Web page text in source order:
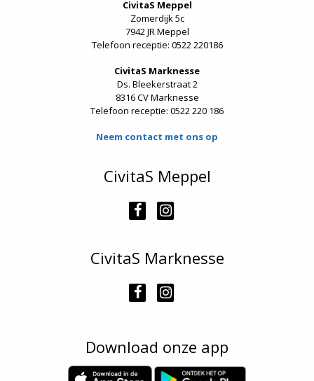
CivitaS Meppel
Zomerdijk 5c
7942 JR Meppel
Telefoon receptie: 0522 220186
CivitaS Marknesse
Ds. Bleekerstraat 2
8316 CV Marknesse
Telefoon receptie: 0522 220 186
Neem contact met ons op
CivitaS Meppel
CivitaS Marknesse
Download onze app